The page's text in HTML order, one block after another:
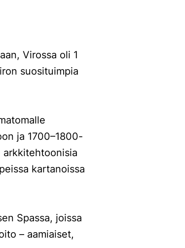
Virossa oli 1
suosituimpia
ja 1700–1800-
arkkitehtoonisia
kartanoissa
Spassa, joissa
– aamiaiset,